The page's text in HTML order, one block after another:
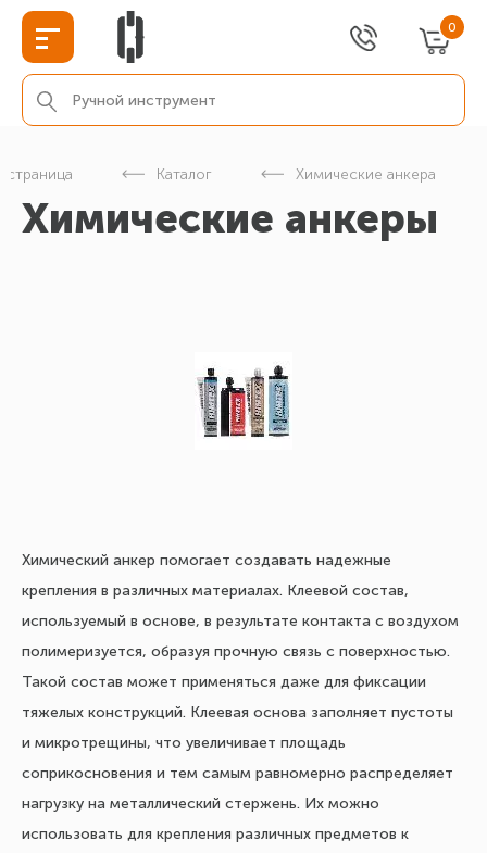
0
страница Каталог Химические анкера
Химические анкеры
Химический анкер помогает создавать надежные
крепления в различных материалах. Клеевой состав,
используемый в основе, в результате контакта с воздухом
полимеризуется, образуя прочную связь с поверхностью.
Такой состав может применяться даже для фиксации
тяжелых конструкций. Клеевая основа заполняет пустоты
и микротрещины, что увеличивает площадь
соприкосновения и тем самым равномерно распределяет
нагрузку на металлический стержень. Их можно
использовать для крепления различных предметов к